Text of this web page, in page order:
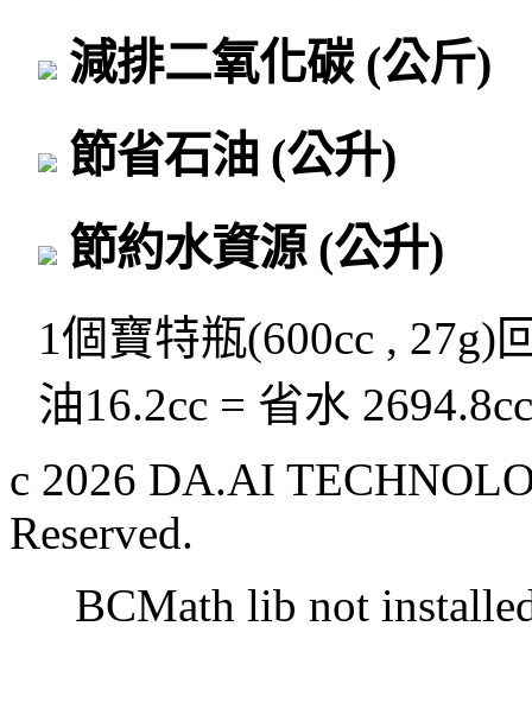
減排二氧化碳 (公斤)
節省石油 (公升)
節約水資源 (公升)
1個寶特瓶(600cc , 27g)
油16.2cc = 省水
c 2026 DA.AI
Reserved.
BCMath lib not